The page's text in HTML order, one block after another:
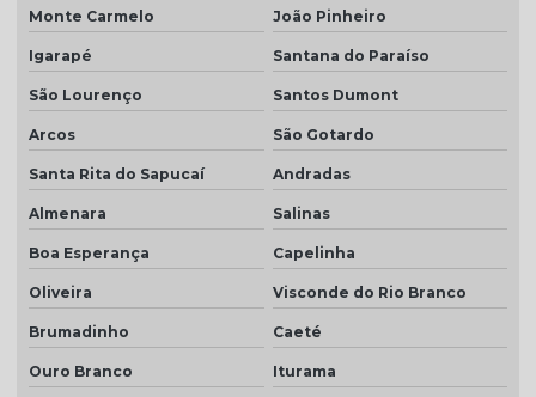
Monte Carmelo João Pinheiro
Igarapé Santana do Paraíso
São Lourenço Santos Dumont
Arcos São Gotardo
Santa Rita do Sapucaí Andradas
Almenara Salinas
Boa Esperança Capelinha
Oliveira Visconde do Rio Branco
Brumadinho Caeté
Ouro Branco Iturama